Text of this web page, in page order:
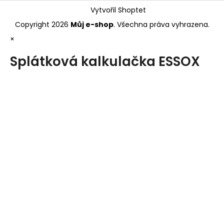
Vytvořil Shoptet
Copyright 2026 Můj e-shop. Všechna práva vyhrazena.
×
Splátková kalkulačka ESSOX